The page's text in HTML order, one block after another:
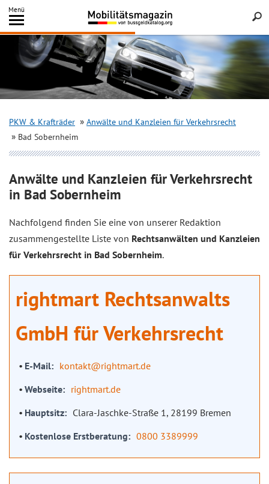
Inhalt
springen
Menü
Search
PKW & Krafträder
Anwälte und Kanzleien für Verkehrsrecht
Bad Sobernheim
Anwälte und Kanzleien für Verkehrsrecht
in Bad Sobernheim
Nachfolgend finden Sie eine von unserer Redaktion
zusammengestellte Liste von Rechtsanwälten und Kanzleien
für Verkehrsrecht in Bad Sobernheim.
rightmart Rechtsanwalts
GmbH für Verkehrsrecht
E-Mail
kontakt@rightmart.de
Webseite
rightmart.de
Hauptsitz
Clara-Jaschke-Straße 1, 28199 Bremen
Kostenlose Erstberatung
0800 3389999